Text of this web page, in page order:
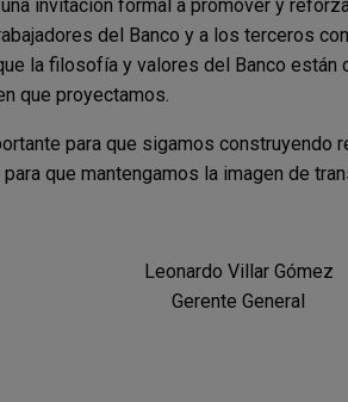
invitación formal a promover y
del Banco y a los terceros
la filosofía y valores del Banco
que proyectamos.
para que sigamos construyendo
que mantengamos la imagen de
Leonardo Villar Gómez
Gerente General